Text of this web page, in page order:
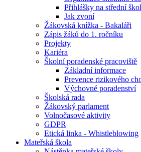
Přihlášky na střední
Jak zvoní
Žákovská knížka - Bakaláři
Zápis žáků do 1. ročníku
Projekty
Kariéra
Školní poradenské pracoviště
Základní informace
Prevence rizikového
Výchovné poradenství
Školská rada
Žákovský parlament
Volnočasové aktivity
GDPR
Etická linka - Whistleblowing
Mateřská škola